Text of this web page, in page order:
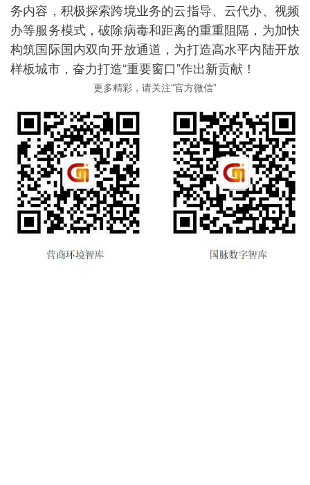
务内容，积极探索跨境业务的云指导、云代办、视频
办等服务模式，破除病毒和距离的重重阻隔，为加快
构筑国际国内双向开放通道，为打造高水平内陆开放
样板城市，奋力打造“重要窗口”作出新贡献！
更多精彩，请关注“官方微信”